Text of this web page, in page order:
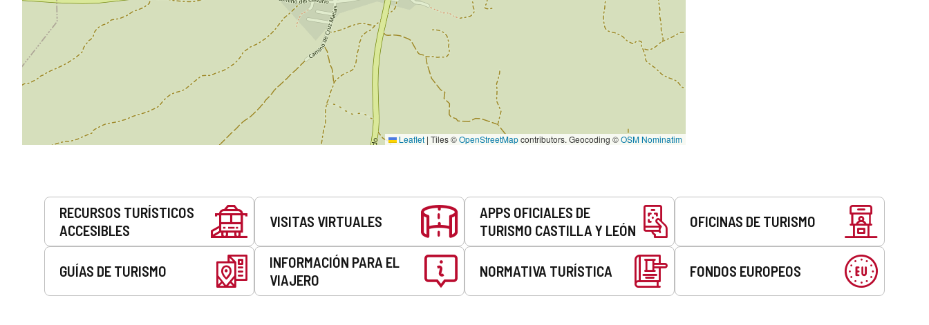
Leaflet | Tiles ©OpenStreetMapcontributors. Geocoding ©OSM Nominatim
Servicios
RECURSOS TURÍSTICOS
ACCESIBLES
VISITAS VIRTUALES
APPS OFICIALES DE
TURISMO CASTILLA Y LEÓN
OFICINAS DE TURISMO
GUÍAS DE TURISMO
INFORMACIÓN PARA EL
VIAJERO
NORMATIVA TURÍSTICA FONDOS EUROPEOS